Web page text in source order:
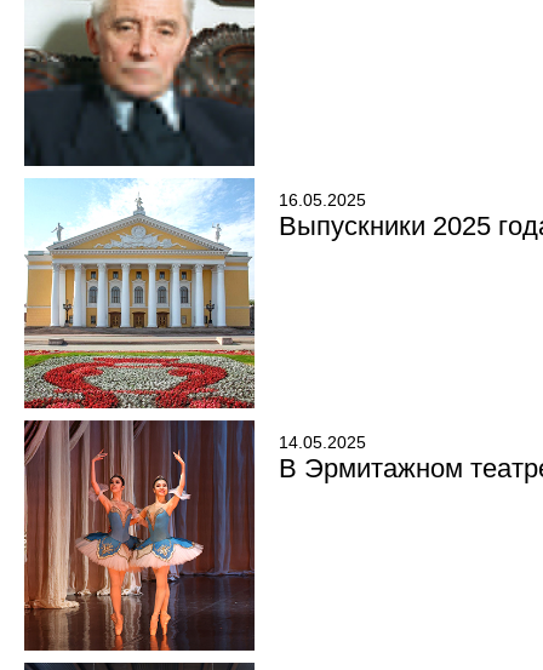
16.05.2025
Выпускники 2025
14.05.2025
В Эрмитажном